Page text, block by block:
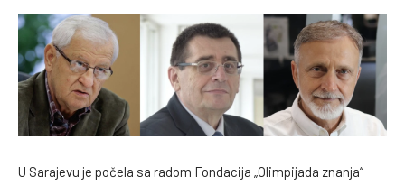
U Sarajevu je počela sa radom Fondacija „Olimpijada znanja“